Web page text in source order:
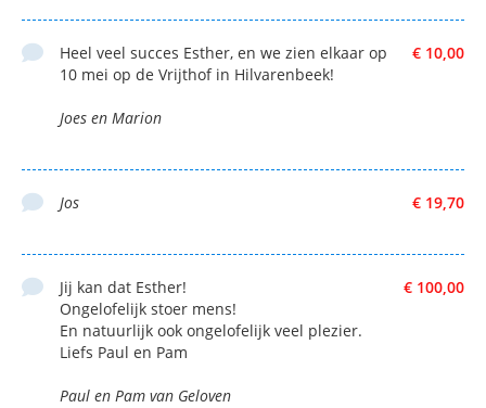
€ 10,00
Heel veel succes Esther, en we zien elkaar op
10 mei op de Vrijthof in Hilvarenbeek!
Joes en Marion
€ 19,70
Jos
€ 100,00
Jij kan dat Esther!
Ongelofelijk stoer mens!
En natuurlijk ook ongelofelijk veel plezier.
Liefs Paul en Pam
Paul en Pam van Geloven